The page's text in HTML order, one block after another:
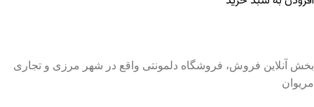
بخش آنلاین فروش، فروشگاه دلمونتی واقع در شهر مرزی و تجاری
مریوان